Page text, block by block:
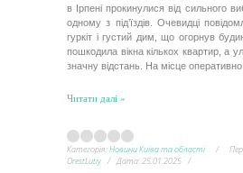
в Ірпені прокинулися від сильного
одному з під’їздів. Очевидці
гуркіт і густий дим, що огорнув
пошкодила вікна кількох квартир, а
значну відстань. На місце
Читати далі »
Категорія:Новини Київа та області
OrestLutiy
Дата:25.01.2025